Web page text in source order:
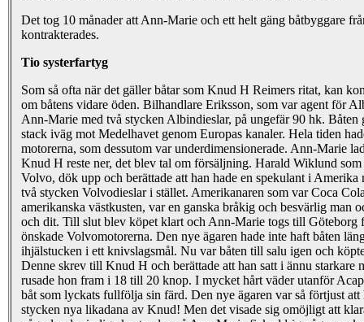
Det tog 10 månader att Ann-Marie och ett helt gäng båtbyggare
kontrakterades.
Tio systerfartyg
Som så ofta när det gäller båtar som Knud H Reimers ritat, kan
om båtens vidare öden. Bilhandlare Eriksson, som var agent för
Ann-Marie med två stycken Albindieslar, på ungefär 90 hk. Båten
stack iväg mot Medelhavet genom Europas kanaler. Hela tiden
motorerna, som dessutom var underdimensionerade. Ann-Marie
Knud H reste ner, det blev tal om försäljning. Harald Wiklund
Volvo, dök upp och berättade att han hade en spekulant i Amerika
två stycken Volvodieslar i stället. Amerikanaren som var Coca
amerikanska västkusten, var en ganska bråkig och besvärlig man
och dit. Till slut blev köpet klart och Ann-Marie togs till Göteborg
önskade Volvomotorerna. Den nye ägaren hade inte haft båten
ihjälstucken i ett knivslagsmål. Nu var båten till salu igen och
Denne skrev till Knud H och berättade att han satt i ännu starkare
rusade hon fram i 18 till 20 knop. I mycket hårt väder utanför
båt som lyckats fullfölja sin färd. Den nye ägaren var så förtjust
stycken nya likadana av Knud! Men det visade sig omöjligt att